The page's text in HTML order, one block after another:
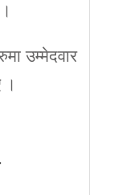
उम्मेदवार
।